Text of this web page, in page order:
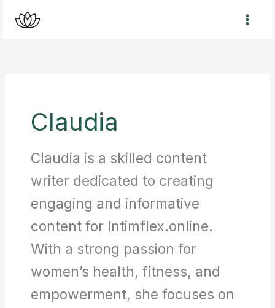
Inhalt
Claudia
Claudia is a skilled content
writer dedicated to creating
engaging and informative
content for Intimflex.online.
With a strong passion for
women’s health, fitness, and
empowerment, she focuses on